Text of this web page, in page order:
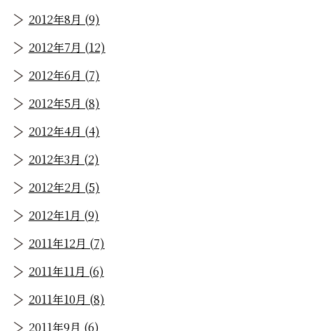
2012年8月 (9)
2012年7月 (12)
2012年6月 (7)
2012年5月 (8)
2012年4月 (4)
2012年3月 (2)
2012年2月 (5)
2012年1月 (9)
2011年12月 (7)
2011年11月 (6)
2011年10月 (8)
2011年9月 (6)